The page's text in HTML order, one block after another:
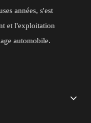
années, s'est
et l'exploitation
automobile.